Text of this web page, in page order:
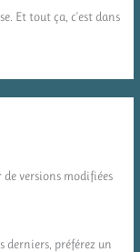
Et tout ça, c'est dans
versions modifiées
derniers, préférez un